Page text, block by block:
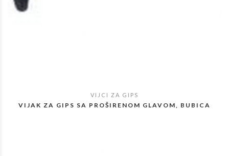
POGLEDAJ
VIJCI ZA GIPS
VIJAK ZA GIPS SA PROŠIRENOM GLAVOM, BUBICA